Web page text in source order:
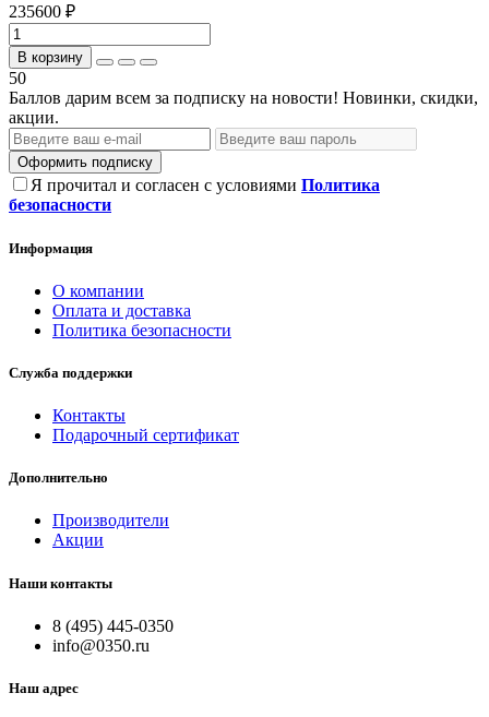
235600 ₽
В корзину
50
Баллов дарим всем за подписку на новости! Новинки, скидки,
акции.
Оформить подписку
Я прочитал и согласен с условиями Политика
безопасности
Информация
О компании
Оплата и доставка
Политика безопасности
Служба поддержки
Контакты
Подарочный сертификат
Дополнительно
Производители
Акции
Наши контакты
8 (495) 445-0350
info@0350.ru
Наш адрес